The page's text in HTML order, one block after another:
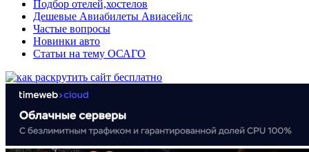
Подбор отелей,хостелов
Дешевые Авиабилеты Авиасейлс
Частые вопросы
Новинки авто
Статьи на тему ОСАГО